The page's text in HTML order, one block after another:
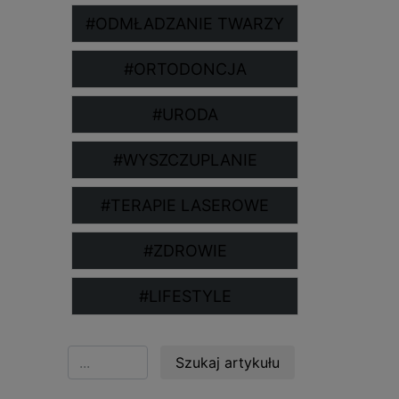
#ODMŁADZANIE TWARZY
#ORTODONCJA
#URODA
#WYSZCZUPLANIE
#TERAPIE LASEROWE
#ZDROWIE
#LIFESTYLE
Szukaj artykułu